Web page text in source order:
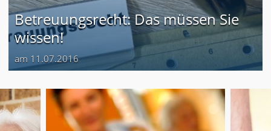
Betreuungsrecht: Das müssen Sie
wissen!
am 11.07.2016